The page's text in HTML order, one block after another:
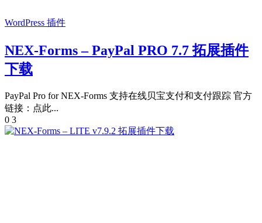
WordPress 插件
NEX-Forms – PayPal PRO 7.7 拓展插件
下载
PayPal Pro for NEX-Forms 支持在线贝宝支付和支付跟踪 官方
链接：点此...
0 3